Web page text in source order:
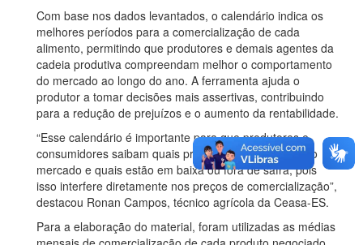
Com base nos dados levantados, o calendário indica os
melhores períodos para a comercialização de cada
alimento, permitindo que produtores e demais agentes da
cadeia produtiva compreendam melhor o comportamento
do mercado ao longo do ano. A ferramenta ajuda o
produtor a tomar decisões mais assertivas, contribuindo
para a redução de prejuízos e o aumento da rentabilidade.
“Esse calendário é importante para que produtores e
consumidores saibam quais produtos estão em alta no
mercado e quais estão em baixa ou fora de safra, pois
isso interfere diretamente nos preços de comercialização”,
destacou Ronan Campos, técnico agrícola da Ceasa-ES.
Para a elaboração do material, foram utilizadas as médias